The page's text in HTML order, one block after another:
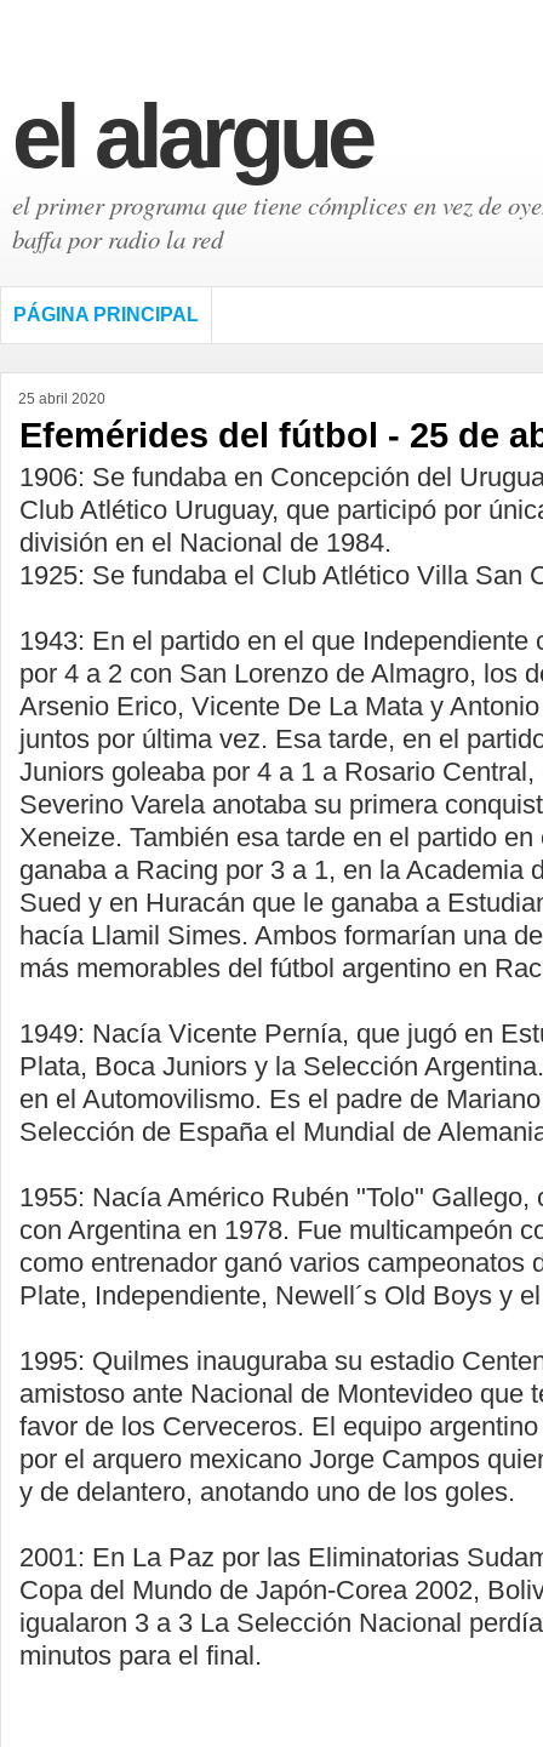
el alargue
el primer programa que tiene cómplices en vez de
baffa por radio la red
PÁGINA PRINCIPAL
25 abril 2020
Efemérides del fútbol - 25 de
1906: Se fundaba en Concepción del
Club Atlético Uruguay, que participó por
división en el Nacional de 1984.
1925: Se fundaba el Club Atlético Villa San
1943: En el partido en el que Independiente
por 4 a 2 con San Lorenzo de Almagro, los
Arsenio Erico, Vicente De La Mata y
juntos por última vez. Esa tarde, en el
Juniors goleaba por 4 a 1 a Rosario Central,
Severino Varela anotaba su primera
Xeneize. También esa tarde en el partido
ganaba a Racing por 3 a 1, en la Academia
Sued y en Huracán que le ganaba a
hacía Llamil Simes. Ambos formarían una
más memorables del fútbol argentino en
1949: Nacía Vicente Pernía, que jugó en
Plata, Boca Juniors y la Selección
en el Automovilismo. Es el padre de
Selección de España el Mundial de
1955: Nacía Américo Rubén "Tolo" Gallego,
con Argentina en 1978. Fue multicampeón
como entrenador ganó varios campeonatos
Plate, Independiente, Newell´s Old Boys y
1995: Quilmes inauguraba su estadio
amistoso ante Nacional de Montevideo que
favor de los Cerveceros. El equipo
por el arquero mexicano Jorge Campos
y de delantero, anotando uno de los goles.
2001: En La Paz por las Eliminatorias
Copa del Mundo de Japón-Corea 2002,
igualaron 3 a 3 La Selección Nacional
minutos para el final.